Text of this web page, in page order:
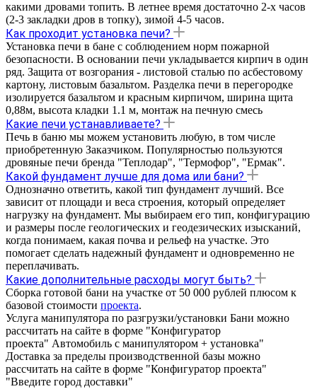
какими дровами топить. В летнее время достаточно 2-х часов
(2-3 закладки дров в топку), зимой 4-5 часов.
Как проходит установка печи?
Установка печи в бане с соблюдением норм пожарной
безопасности. В основании печи укладывается кирпич в один
ряд. Защита от возгорания - листовой сталью по асбестовому
картону, листовым базальтом. Разделка печи в перегородке
изолируется базальтом и красным кирпичом, ширина щита
0,88м, высота кладки 1.1 м, монтаж на печную смесь
Какие печи устанавливаете?
Печь в баню мы можем установить любую, в том числе
приобретенную Заказчиком. Популярностью пользуются
дровяные печи бренда "Теплодар", "Термофор", "Ермак".
Какой фундамент лучше для дома или бани?
Однозначно ответить, какой тип фундамент лучший. Все
зависит от площади и веса строения, который определяет
нагрузку на фундамент. Мы выбираем его тип, конфигурацию
и размеры после геологических и геодезических изысканий,
когда понимаем, какая почва и рельеф на участке. Это
помогает сделать надежный фундамент и одновременно не
переплачивать.
Какие дополнительные расходы могут быть?
Сборка готовой бани на участке от 50 000 рублей плюсом к
базовой стоимости проекта.
Услуга манипулятора по разгрузки/установки Бани можно
рассчитать на сайте в форме "Конфигуратор
проекта" Автомобиль с манипулятором + установка"
Доставка за пределы производственной базы можно
рассчитать на сайте в форме "Конфигуратор проекта"
"Введите город доставки"